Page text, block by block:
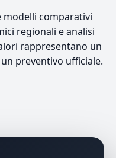
modelli comparativi
regionali e analisi
rappresentano un
preventivo ufficiale.